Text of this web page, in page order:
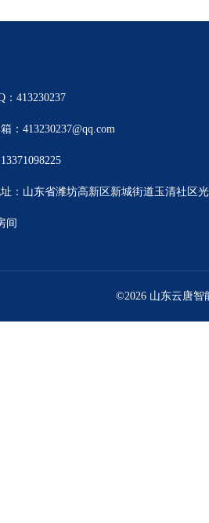
：413230237
：413230237@qq.com
：山东省潍坊高新区新城街道玉清社区
间
©2026 山东云唐